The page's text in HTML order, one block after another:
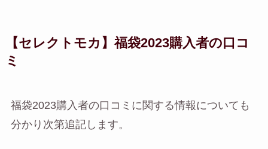
【セレクトモカ】福袋2023購入者の口コ
ミ
福袋2023購入者の口コミに関する情報についても
分かり次第追記します。